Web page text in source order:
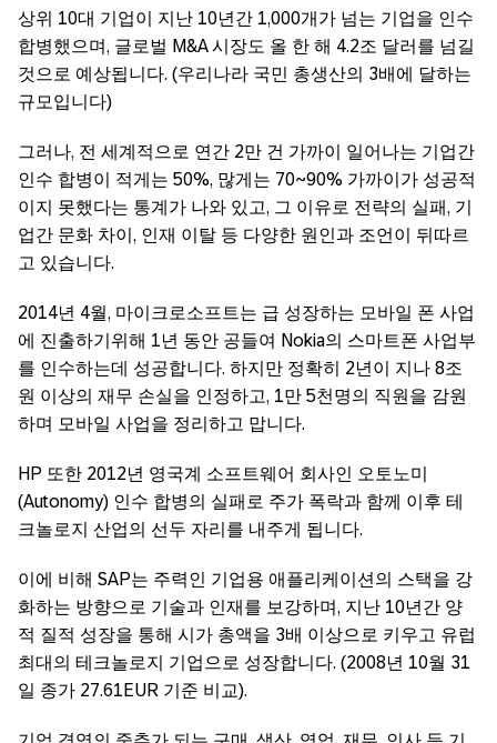
상위 10대 기업이 지난 10년간 1,000개가 넘는 기업을 인수
합병했으며, 글로벌 M&A 시장도 올 한 해 4.2조 달러를 넘길
것으로 예상됩니다. (우리나라 국민 총생산의 3배에 달하는
규모입니다)
그러나, 전 세계적으로 연간 2만 건 가까이 일어나는 기업간
인수 합병이 적게는 50%, 많게는 70~90% 가까이가 성공적
이지 못했다는 통계가 나와 있고, 그 이유로 전략의 실패, 기
업간 문화 차이, 인재 이탈 등 다양한 원인과 조언이 뒤따르
고 있습니다.
2014년 4월, 마이크로소프트는 급 성장하는 모바일 폰 사업
에 진출하기위해 1년 동안 공들여 Nokia의 스마트폰 사업부
를 인수하는데 성공합니다. 하지만 정확히 2년이 지나 8조
원 이상의 재무 손실을 인정하고, 1만 5천명의 직원을 감원
하며 모바일 사업을 정리하고 맙니다.
HP 또한 2012년 영국계 소프트웨어 회사인 오토노미
(Autonomy) 인수 합병의 실패로 주가 폭락과 함께 이후 테
크놀로지 산업의 선두 자리를 내주게 됩니다.
이에 비해 SAP는 주력인 기업용 애플리케이션의 스택을 강
화하는 방향으로 기술과 인재를 보강하며, 지난 10년간 양
적 질적 성장을 통해 시가 총액을 3배 이상으로 키우고 유럽
최대의 테크놀로지 기업으로 성장합니다. (2008년 10월 31
일 종가 27.61EUR 기준 비교).